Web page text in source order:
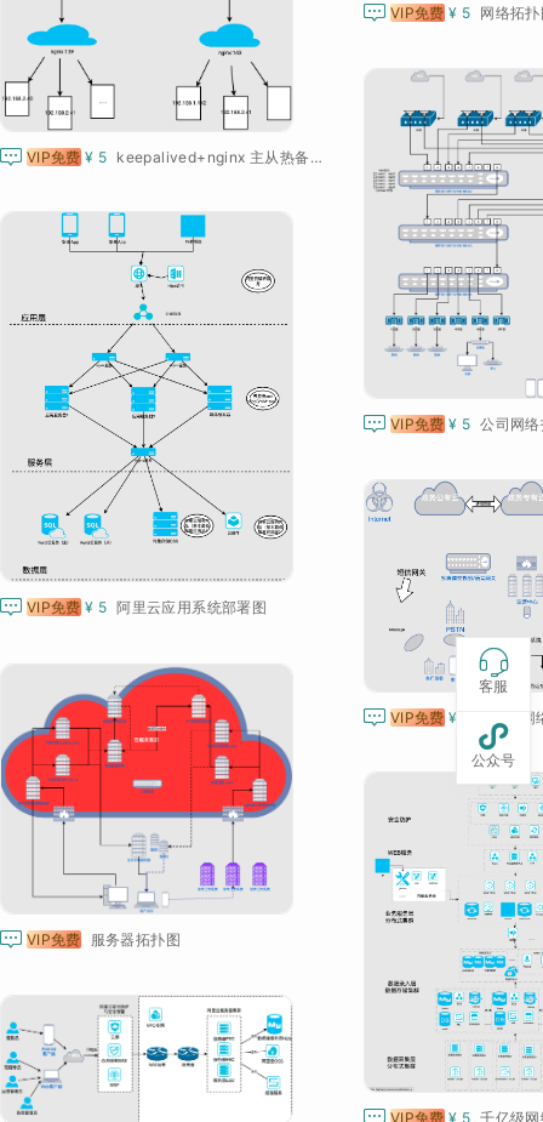
 VIP免费 ¥ 5 keepalived+nginx 主从热备网络拓扑图
 VIP免费 ¥ 5 网络拓
 VIP免费 ¥ 5 公司网
 VIP免费 ¥ 5 阿里云应用系统部署图
 VIP免费 ¥ 5 XXXX网
 VIP免费 服务器拓扑图
 VIP免费 ¥ 5 千亿级

客服

公众号